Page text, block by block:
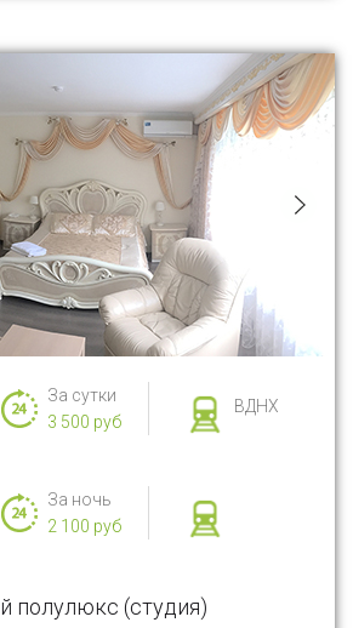
За сутки
3 500 руб
ВДНХ
За ночь
2 100 руб
полулюкс (студия)